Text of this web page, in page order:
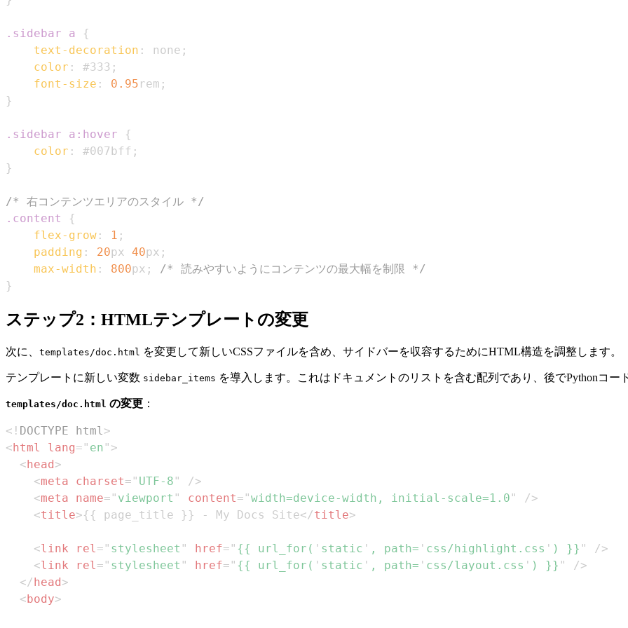
.sidebar a
{
text-decoration : none ;
color : #333 ;
font-size : 0.95 rem ;
}
.sidebar a :hover
{
color : #007bff ;
}
/* 右コンテンツエリアのスタイル */
.content
{
flex-grow : 1 ;
padding : 20px 40px ;
max-width : 800px ;
/* 読みやすいようにコンテンツの最大幅を制限 */
}
ステップ2：HTMLテンプレートの変更
次に、 templates/doc.html を変更して新しいCSSファイルを含め、サイドバーを収容するためにHTML構造を調整します。
テンプレートに新しい変数 sidebar_items を導入します。これはドキュメントのリストを含む配列であり、後でPythonコー
templates/doc.html の変更 ：
<! DOCTYPE html>
<html lang= " en " >
<head>
<meta charset= " UTF-8 "
/>
<meta name= " viewport " content= "width=device-width, initial-scale=1.0 "
/>
<title>{{ page_title }} - My Docs Site</title>
<link rel= " stylesheet " href= " {{ url_for( ' static ' , path= ' css/highlight.css ' ) }} "
/>
<link rel= " stylesheet " href= " {{ url_for( ' static ' , path= ' css/layout.css ' ) }} "
/>
</head>
<body>